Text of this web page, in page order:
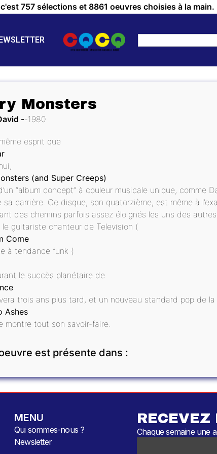
757 sélections et 8861 oeuvres choisies à la main.
Monsters
1980
esprit que
(and Super Creeps)
“album concept” à couleur musicale unique, comme
sa carrière. Ce disque, son quatorzième, est même à
des chemins parfois assez éloignés les uns des
le guitariste chanteur de Television (
Come
à tendance funk (
le succès planétaire de
trois ans plus tard, et un nouveau standard pop de
Ashes
montre tout son savoir-faire.
est présente dans :
MENU
Qui sommes-nous ?
Newsletter
RECEVEZ
Chaque semaine une